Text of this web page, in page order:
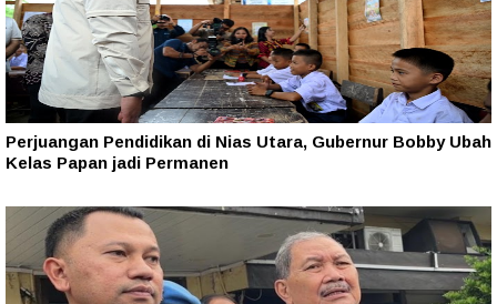
Perjuangan Pendidikan di Nias Utara, Gubernur Bobby Ubah
Kelas Papan jadi Permanen